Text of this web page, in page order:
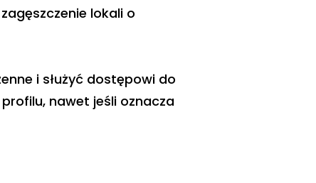
lokali o
i służyć dostępowi do
nawet jeśli oznacza